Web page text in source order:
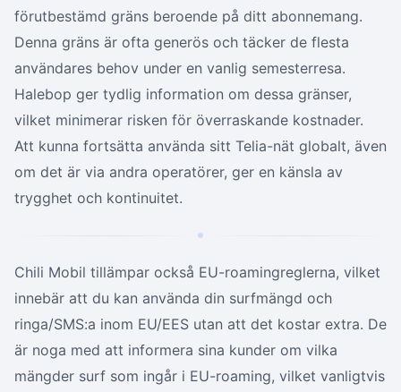
förutbestämd gräns beroende på ditt abonnemang.
Denna gräns är ofta generös och täcker de flesta
användares behov under en vanlig semesterresa.
Halebop ger tydlig information om dessa gränser,
vilket minimerar risken för överraskande kostnader.
Att kunna fortsätta använda sitt Telia-nät globalt, även
om det är via andra operatörer, ger en känsla av
trygghet och kontinuitet.
Chili Mobil tillämpar också EU-roamingreglerna, vilket
innebär att du kan använda din surfmängd och
ringa/SMS:a inom EU/EES utan att det kostar extra. De
är noga med att informera sina kunder om vilka
mängder surf som ingår i EU-roaming, vilket vanligtvis